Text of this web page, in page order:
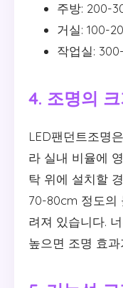
주방: 200-
거실: 100-
작업실:
4. 조명의
LED팬던트조명
라 실내 비율에
탁 위에 설치할
70-80cm 정도의
려져 있습니다.
높으면 조명 효